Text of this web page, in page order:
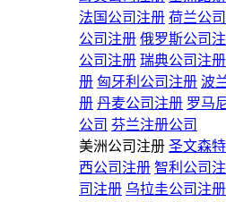
法国公司注册 荷兰公
公司注册 俄罗斯公司
公司注册 瑞典公司注册
册 匈牙利公司注册 波
册 丹麦公司注册 罗马
公司 芬兰注册公司
美洲公司注册 圣文森
西公司注册 智利公司
司注册 乌拉圭公司注册